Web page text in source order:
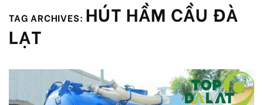
TAG ARCHIVES: HÚT HẦM CẦU ĐÀ
LẠT